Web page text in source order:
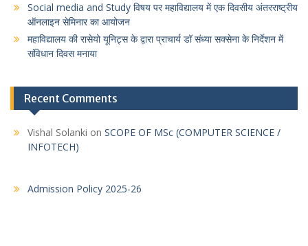
Social media and Study विषय पर महाविद्यालय में एक दिवसीय अंतरराष्ट्रीय
ऑनलाइन सेमिनार का आयोजन
महाविद्यालय की रासेयो यूनिट्स के द्वारा प्राचार्य डॉ संध्या सक्सेना के निर्देशन में
संविधान दिवस मनाया
Recent Comments
Vishal Solanki on SCOPE OF MSc (COMPUTER SCIENCE /
INFOTECH)
Admission Policy 2025-26